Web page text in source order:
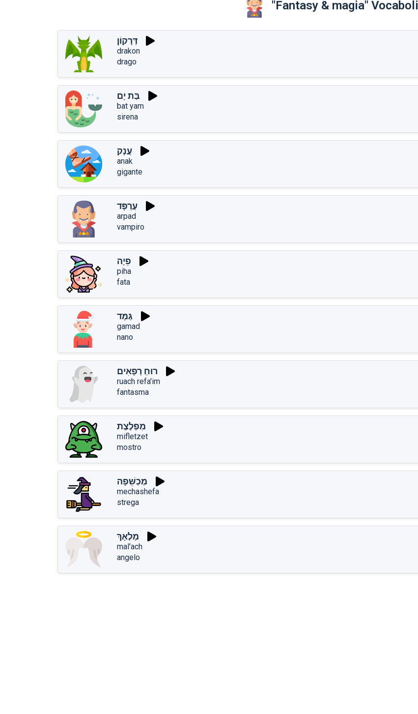
"Fantasy & magia" Vocaboli
דְּרָקוֹן
drakon
drago
בַּת יָם
bat yam
sirena
עֲנָק
anak
gigante
עַרְפָּד
arpad
vampiro
פֵיָה
piha
fata
גַּמָּד
gamad
nano
רוּחַ רְפָאִים
ruach refa'im
fantasma
מִפְלֶצֶת
mifletzet
mostro
מְכַשֵּׁפָה
mechashefa
strega
מַלְאָךְ
mal'ach
angelo